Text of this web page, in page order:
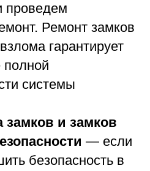
проведем
Ремонт замков
гарантирует
полной
системы
замков и замков
— если
безопасность в